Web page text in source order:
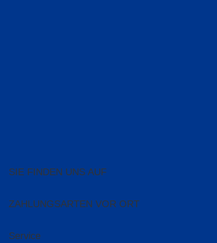
SIE FINDEN UNS AUF
ZAHLUNGSARTEN VOR ORT
Service